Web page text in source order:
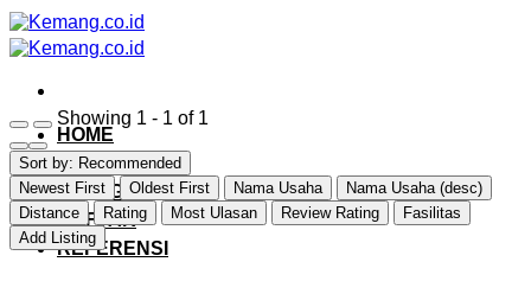
Skip
to
content
HOME
EXPLORE
CATEGORY
DAFTAR
REFERENSI
Showing 1 - 1 of 1
Sort by: Recommended
Newest First
Oldest First Nama Usaha
Nama Usaha (desc)
Distance
Rating Most Ulasan Review Rating
Fasilitas
Add Listing